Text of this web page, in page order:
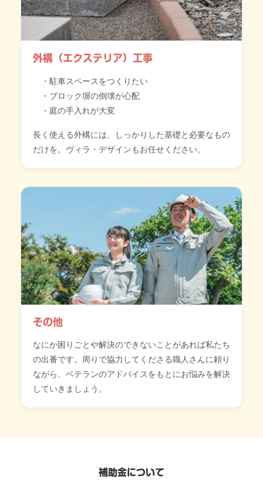
外構（エクステリア）工事
駐車スペースをつくりたい
ブロック塀の倒壊が心配
庭の手入れが大変
長く使える外構には、しっかりした基礎と必要なもの
だけを。ヴィラ・デザインもお任せください。
その他
なにか困りごとや解決のできないことがあれば私たち
の出番です。周りで協力してくださる職人さんに頼り
ながら、ベテランのアドバイスをもとにお悩みを解決
していきましょう。
補助金について